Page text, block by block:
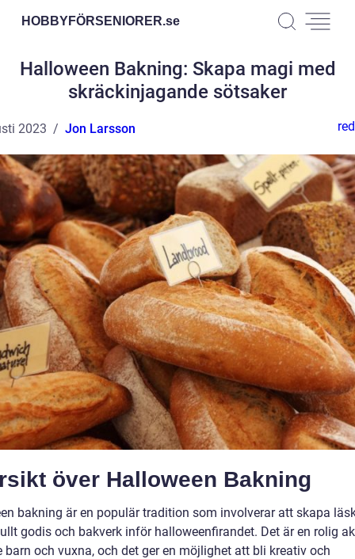
HOBBYFÖRSENIORER.se
Halloween Bakning: Skapa magi med
skräckinjagande sötsaker
2023 Jon Larsson
över Halloween Bakning
bakning är en populär tradition som involverar att skapa
godis och bakverk inför halloweenfirandet. Det är en rolig
barn och vuxna, och det ger en möjlighet att bli kreativ och